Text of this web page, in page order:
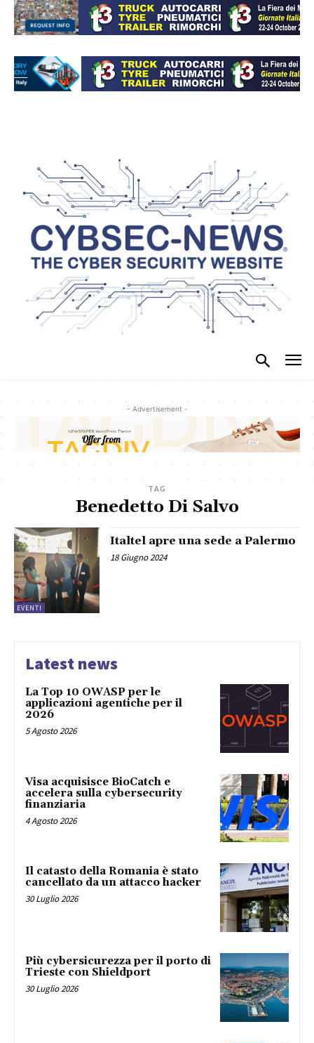
- Advertisement -
TAG
Benedetto Di Salvo
EVENTI
Italtel apre una sede a Palermo
18 Giugno 2024
Latest news
La Top 10 OWASP per le
applicazioni agentiche per il
2026
5 Agosto 2026
Visa acquisisce BioCatch e
accelera sulla cybersecurity
finanziaria
4 Agosto 2026
Il catasto della Romania è stato
cancellato da un attacco hacker
30 Luglio 2026
Più cybersicurezza per il porto di
Trieste con Shieldport
30 Luglio 2026